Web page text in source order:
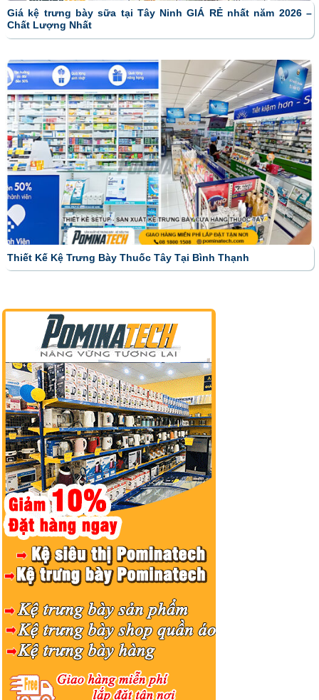
Giá kệ trưng bày sữa tại Tây Ninh GIÁ RẺ nhất năm 2026 –
Chất Lượng Nhất
Thiết Kế Kệ Trưng Bày Thuốc Tây Tại Bình Thạnh